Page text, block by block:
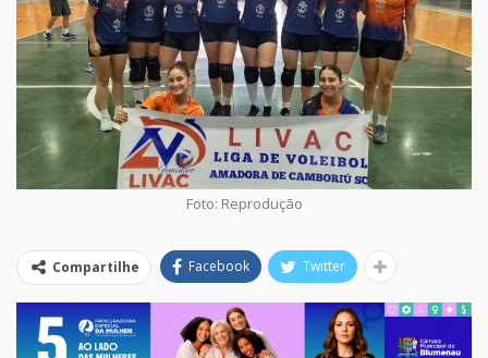
Foto: Reprodução
Compartilhe Facebook Twitter